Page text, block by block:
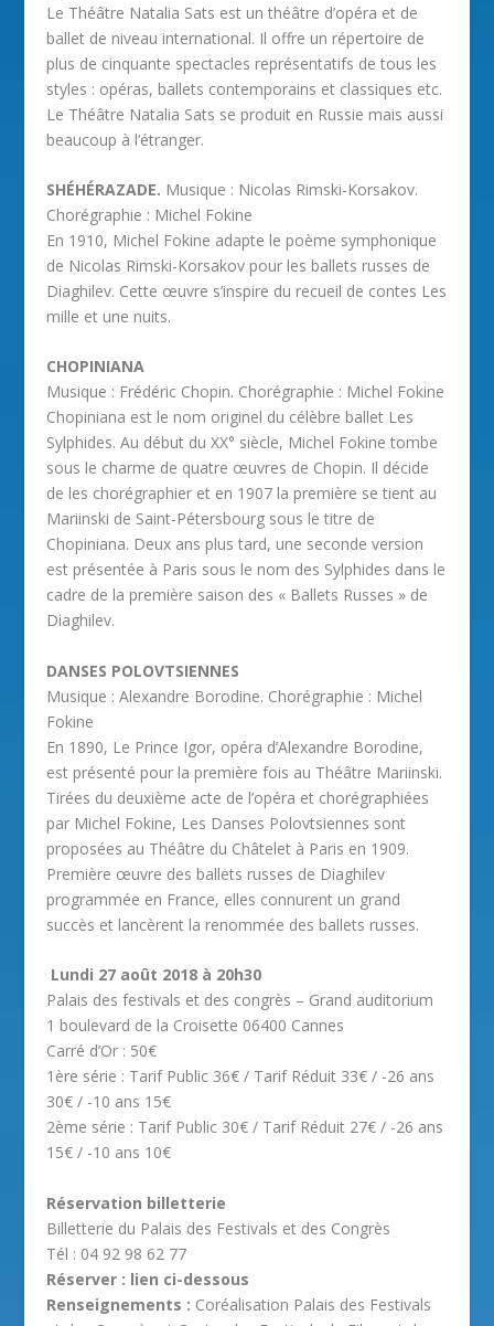
Le Théâtre Natalia Sats est un théâtre d’opéra et de
ballet de niveau international. Il offre un répertoire de
plus de cinquante spectacles représentatifs de tous les
styles : opéras, ballets contemporains et classiques etc.
Le Théâtre Natalia Sats se produit en Russie mais aussi
beaucoup à l’étranger.
SHÉHÉRAZADE. Musique : Nicolas Rimski-Korsakov.
Chorégraphie : Michel Fokine
En 1910, Michel Fokine adapte le poème symphonique
de Nicolas Rimski-Korsakov pour les ballets russes de
Diaghilev. Cette œuvre s’inspire du recueil de contes Les
mille et une nuits.
CHOPINIANA
Musique : Frédéric Chopin. Chorégraphie : Michel Fokine
Chopiniana est le nom originel du célèbre ballet Les
Sylphides. Au début du XX° siècle, Michel Fokine tombe
sous le charme de quatre œuvres de Chopin. Il décide
de les chorégraphier et en 1907 la première se tient au
Mariinski de Saint-Pétersbourg sous le titre de
Chopiniana. Deux ans plus tard, une seconde version
est présentée à Paris sous le nom des Sylphides dans le
cadre de la première saison des « Ballets Russes » de
Diaghilev.
DANSES POLOVTSIENNES
Musique : Alexandre Borodine. Chorégraphie : Michel
Fokine
En 1890, Le Prince Igor, opéra d’Alexandre Borodine,
est présenté pour la première fois au Théâtre Mariinski.
Tirées du deuxième acte de l’opéra et chorégraphiées
par Michel Fokine, Les Danses Polovtsiennes sont
proposées au Théâtre du Châtelet à Paris en 1909.
Première œuvre des ballets russes de Diaghilev
programmée en France, elles connurent un grand
succès et lancèrent la renommée des ballets russes.
Lundi 27 août 2018 à 20h30
Palais des festivals et des congrès – Grand auditorium
1 boulevard de la Croisette 06400 Cannes
Carré d’Or : 50€
1ère série : Tarif Public 36€ / Tarif Réduit 33€ / -26 ans
30€ / -10 ans 15€
2ème série : Tarif Public 30€ / Tarif Réduit 27€ / -26 ans
15€ / -10 ans 10€
Réservation billetterie
Billetterie du Palais des Festivals et des Congrès
Tél : 04 92 98 62 77
Réserver : lien ci-dessous
Renseignements : Coréalisation Palais des Festivals